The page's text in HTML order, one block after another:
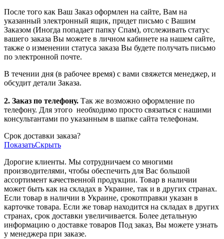
После того как Ваш Заказ оформлен на сайте, Вам на
указанный электронный ящик, придет письмо с Вашим
Заказом (Иногда попадает папку Спам), отслеживать статус
вашего заказа Вы можете в личном кабинете на нашем сайте,
также о изменении статуса заказа Вы будете получать письмо
по электронной почте.
В течении дня (в рабочее время) с вами свяжется менеджер, и
обсудит детали Заказа.
2. Заказ по телефону. Так же возможно оформление по
телефону. Для этого необходимо просто связаться с нашими
консультантами по указанным в шапке сайта телефонам.
Срок доставки заказа?
ПоказатьСкрыть
Дорогие клиенты. Мы сотрудничаем со многими
производителями, чтобы обеспечить для Вас большой
ассортимент качественной продукции. Товар в наличии
может быть как на складах в Украине, так и в других странах.
Если товар в наличии в Украине, срокотправки указан в
карточке товара. Если же товар находится на складах в других
странах, срок доставки увеличивается. Более детальную
информацию о доставке товаров Под заказ, Вы можете узнать
у менеджера при заказе.